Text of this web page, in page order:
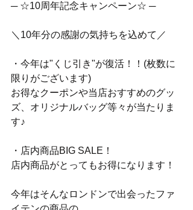
─ ☆10周年記念キャンペーン☆ ─
＼10年分の感謝の気持ちを込めて／
・今年は"くじ引き"が復活！！(枚数に
限りがございます)
お得なクーポンや当店おすすめのグッ
ズ、オリジナルバッグ等々が当たりま
す♪
・店内商品BIG SALE！
店内商品がとってもお得になります！
今年はそんなロンドンで出会ったファ